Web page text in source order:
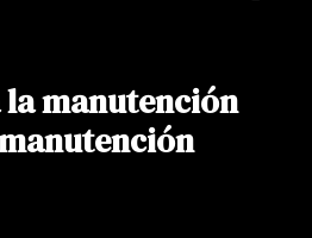
la manutención